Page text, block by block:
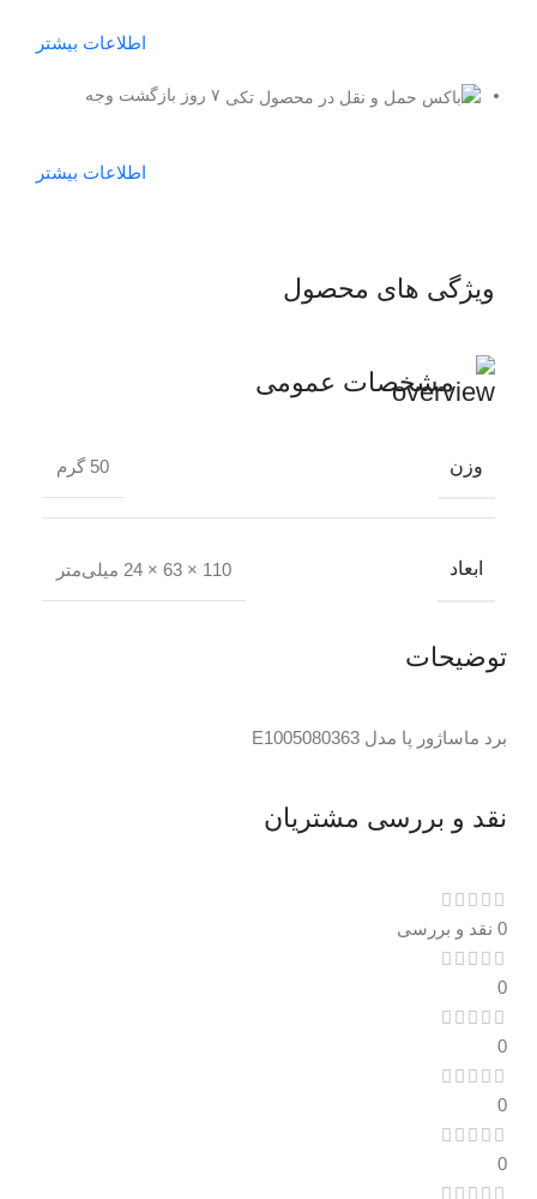
اطلاعات بیشتر
۷ روز بازگشت وجه
اطلاعات بیشتر
توضیحات
برد ماساژور پا مدل E1005080363
ویژگی های محصول
مشخصات عمومی
وزن 50 گرم
ابعاد 110 × 63 × 24 میلی‌متر
نقد و بررسی مشتریان
0 نقد و بررسی
0
0
0
0